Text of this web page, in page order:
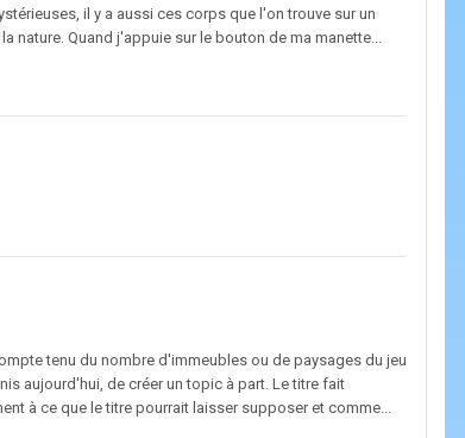
il y a aussi ces corps que l'on trouve sur un
Quand j'appuie sur le bouton de ma manette...
tenu du nombre d'immeubles ou de paysages du jeu
aujourd'hui, de créer un topic à part. Le titre fait
à ce que le titre pourrait laisser supposer et comme...